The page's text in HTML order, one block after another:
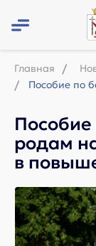
Главная
Пособие
родам
в